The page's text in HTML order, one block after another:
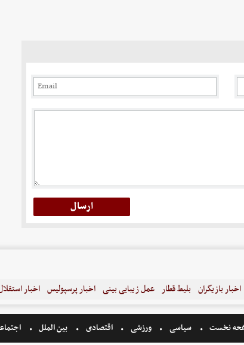
اخبار بازیگران بلیط قطار عمل زیبایی بینی اخبار پرسپولیس اخبار
نخست سیاسی ورزشی اقتصادی بین الملل